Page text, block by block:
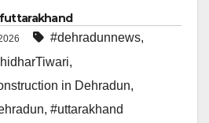
#dehradunnews,
,
in Dehradun,
, #uttarakhand